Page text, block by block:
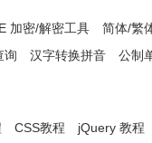
加密/解密工具 简体/繁
询 汉字转换拼音 公制
CSS教程 jQuery 教程